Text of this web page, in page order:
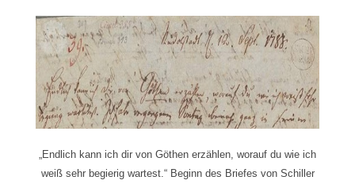
„Endlich kann ich dir von Göthen erzählen, worauf du wie ich
weiß sehr begierig wartest.“ Beginn des Briefes von Schiller